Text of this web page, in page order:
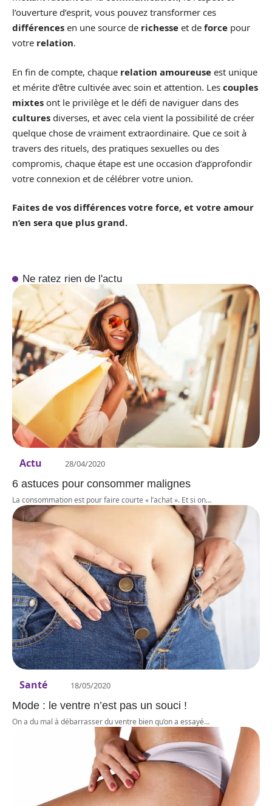
l’ouverture d’esprit, vous pouvez transformer ces
différences en une source de richesse et de force pour
votre relation.
En fin de compte, chaque relation amoureuse est unique
et mérite d’être cultivée avec soin et attention. Les couples
mixtes ont le privilège et le défi de naviguer dans des
cultures diverses, et avec cela vient la possibilité de créer
quelque chose de vraiment extraordinaire. Que ce soit à
travers des rituels, des pratiques sexuelles ou des
compromis, chaque étape est une occasion d’approfondir
votre connexion et de célébrer votre union.
Faites de vos différences votre force, et votre amour
n’en sera que plus grand.
Ne ratez rien de l'actu
Actu 28/04/2020
6 astuces pour consommer malignes
La consommation est pour faire courte « l’achat ». Et si on…
Santé 18/05/2020
Mode : le ventre n’est pas un souci !
On a du mal à débarrasser du ventre bien qu’on a essayé…